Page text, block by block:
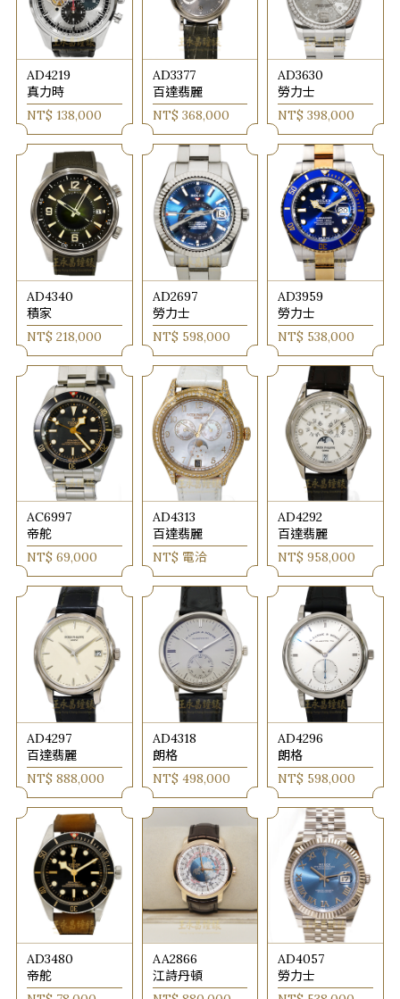
AD4219
真力時
NT$ 138,000
AD3377
百達翡麗
NT$ 368,000
AD3630
勞力士
NT$ 398,000
AD4340
積家
NT$ 218,000
AD2697
勞力士
NT$ 598,000
AD3959
勞力士
NT$ 538,000
AC6997
帝舵
NT$ 69,000
AD4313
百達翡麗
NT$ 電洽
AD4292
百達翡麗
NT$ 958,000
AD4297
百達翡麗
NT$ 888,000
AD4318
朗格
NT$ 498,000
AD4296
朗格
NT$ 598,000
AD3480
帝舵
AA2866
江詩丹頓
AD4057
勞力士